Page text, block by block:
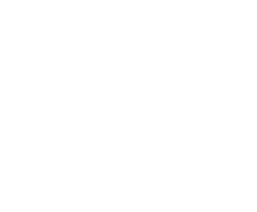
リアルステッカー
–